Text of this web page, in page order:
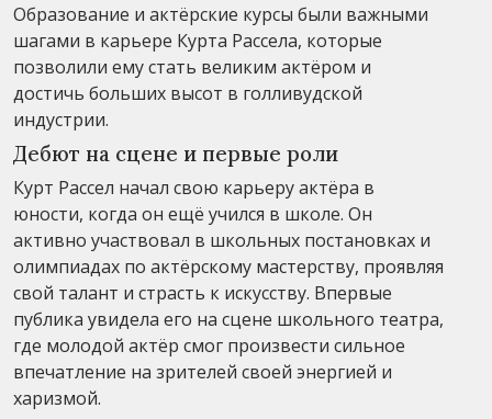
Образование и актёрские курсы были важными
шагами в карьере Курта Рассела, которые
позволили ему стать великим актёром и
достичь больших высот в голливудской
индустрии.
Дебют на сцене и первые роли
Курт Рассел начал свою карьеру актёра в
юности, когда он ещё учился в школе. Он
активно участвовал в школьных постановках и
олимпиадах по актёрскому мастерству, проявляя
свой талант и страсть к искусству. Впервые
публика увидела его на сцене школьного театра,
где молодой актёр смог произвести сильное
впечатление на зрителей своей энергией и
харизмой.